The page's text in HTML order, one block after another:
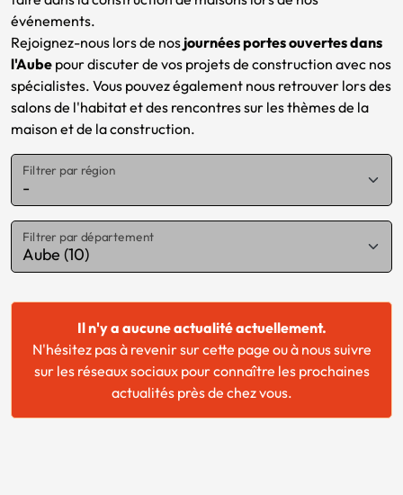
événements.
Rejoignez-nous lors de nos journées portes ouvertes dans
l'Aube pour discuter de vos projets de construction avec nos
spécialistes. Vous pouvez également nous retrouver lors des
salons de l'habitat et des rencontres sur les thèmes de la
maison et de la construction.
Chargement...
Filtrer par région
Filtrer par département
Il n'y a aucune actualité actuellement.
N'hésitez pas à revenir sur cette page ou à nous suivre
sur les réseaux sociaux pour connaître les prochaines
actualités près de chez vous.